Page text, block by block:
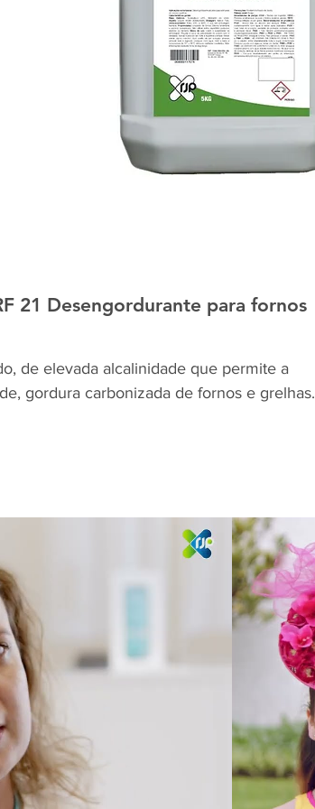
21 Desengordurante para fornos
de elevada alcalinidade que permite a
gordura carbonizada de fornos e grelhas.